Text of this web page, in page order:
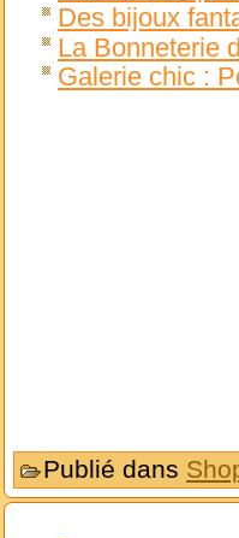
Des bijoux
La Bonneterie
Galerie chic :
Publié dans